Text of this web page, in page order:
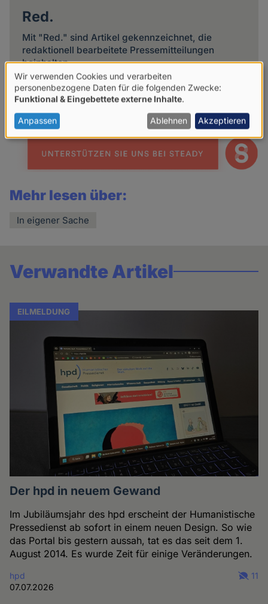
Red.
Mit "Red." sind Artikel gekennzeichnet, die
redaktionell bearbeitete Pressemitteilungen
beinhalten.
Weitere Artikel des Autoren
Mehr lesen über:
In eigener Sache
Verwandte Artikel
EILMELDUNG
Der hpd in neuem Gewand
Im Jubiläumsjahr des hpd erscheint der Humanistische
Pressedienst ab sofort in einem neuen Design. So wie
das Portal bis gestern aussah, tat es das seit dem 1.
August 2014. Es wurde Zeit für einige Veränderungen.
hpd
07.07.2026
11
Verwendung
von
personenbezogenen
Daten
Cookies
Wir verwenden Cookies und verarbeiten
personenbezogene Daten für die folgenden Zwecke:
Funktional & Eingebettete externe Inhalte.
Anpassen Ablehnen Akzeptieren